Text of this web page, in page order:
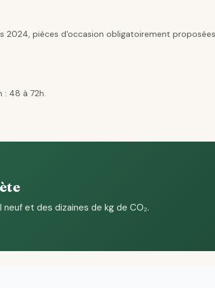
pièces d'occasion obligatoirement
: 48 à 72h.
et des dizaines de kg de CO₂.